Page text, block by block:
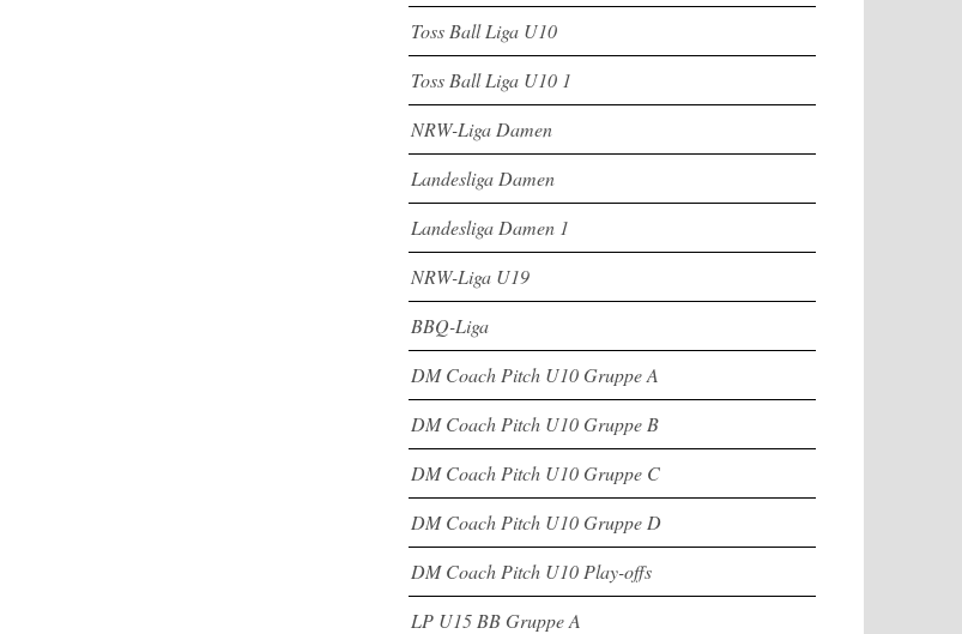
Toss Ball Liga U10
Toss Ball Liga U10 1
NRW-Liga Damen
Landesliga Damen
Landesliga Damen 1
NRW-Liga U19
BBQ-Liga
DM Coach Pitch U10 Gruppe A
DM Coach Pitch U10 Gruppe B
DM Coach Pitch U10 Gruppe C
DM Coach Pitch U10 Gruppe D
DM Coach Pitch U10 Play-offs
LP U15 BB Gruppe A